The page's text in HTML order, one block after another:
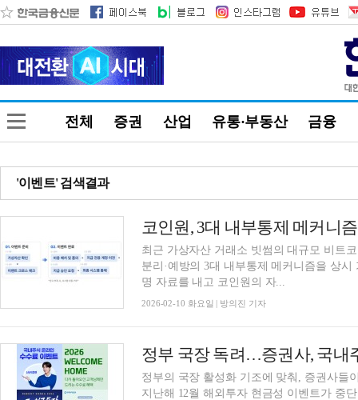
전체 증권 산업 유통·부동산 금융
'이벤트' 검색결과
최근 가상자산 거래소 빗썸의 대규모 비트
분리·예방의 3대 내부통제 메커니즘을 상
명 자료를 내고 코인원의 자...
2026-02-10 화요일 | 방의진 기자
정부 국장 독려…증권사, 국내
정부의 국장 활성화 기조에 맞춰, 증권사들
지난해 12월 해외투자 현금성 이벤트가 중